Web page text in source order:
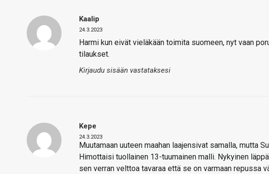
Kaalip
24.3.2023
Harmi kun eivät vieläkään toimita suomeen, nyt vaan
tilaukset.
Kirjaudu sisään vastataksesi
Kepe
24.3.2023
Muutamaan uuteen maahan laajensivat samalla, mutta
Himottaisi tuollainen 13-tuumainen malli. Nykyinen
sen verran velttoa tavaraa että se on varmaan repussa